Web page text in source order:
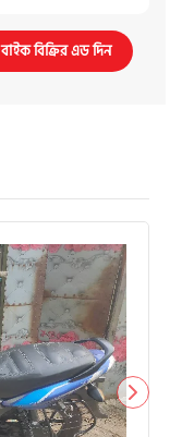
বাইক বিক্রির এড দিন